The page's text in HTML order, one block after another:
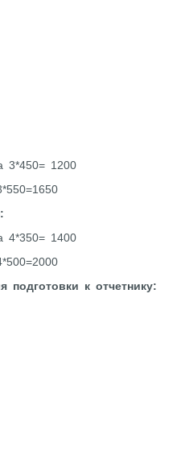
3*450= 1200
4*350= 1400
подготовки к отчетнику: